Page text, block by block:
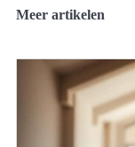
Meer artikelen